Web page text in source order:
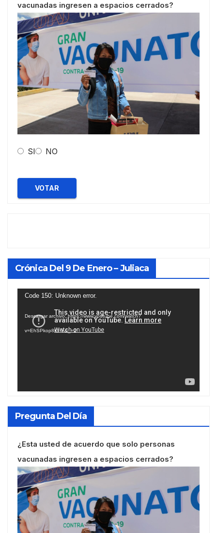
vacunadas ingresen a espacios cerrados?
SI NO
VOTAR
Crónica Del 9 De Enero – Juliaca
Reproductor
vídeo
Code 150: Unknown error.
Descargar archivo: https://www.youtube.com/watch?
v=EhSPkop8KPY&_=2
Pregunta Del Día
¿Esta usted de acuerdo que solo personas
vacunadas ingresen a espacios cerrados?